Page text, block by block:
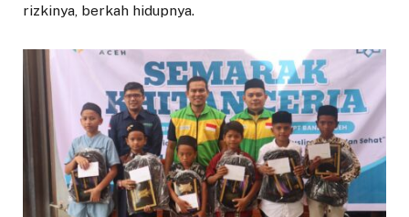
rizkinya, berkah hidupnya.